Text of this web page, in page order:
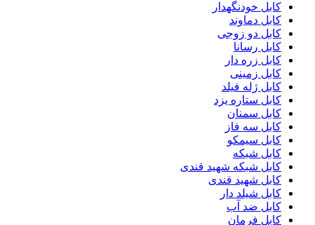
کابل خودنگهدار
کابل دماوند
کابل دو زوجی
کابل رسانا
کابل زره دار
کابل زمینی
کابل ژله فیلد
کابل ستاره یزد
کابل سمنان
کابل سه فاز
کابل سیمکو
کابل شبکه
کابل شبکه شهید قندی
کابل شهید قندی
کابل شیلد دار
کابل ضد آب
کابل فرمان